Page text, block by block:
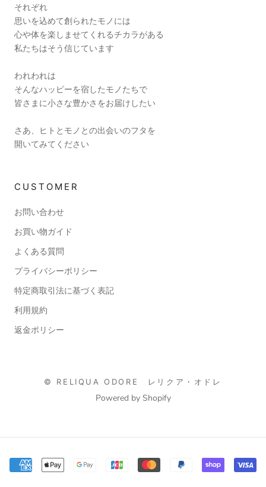
それぞれ
思いを込めて創られたモノには
心や体を楽しませてくれるチカラがある
私たちはそう信じています
われわれは
そんなハッピーを宿したモノたちで
皆さまに小さな豊かさをお届けしたい
さあ、ヒトとモノとの出会いのフタを
開いてみてください
CUSTOMER
お問い合わせ
お買い物ガイド
よくある質問
プライバシーポリシー
特定商取引法に基づく表記
利用規約
返金ポリシー
© RELIQUA ODORE レリクア・オドレ
Powered by Shopify